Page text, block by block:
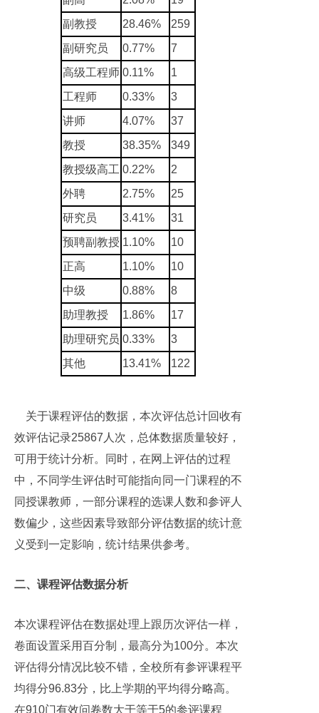
副教授
28.46%
259
副研究员
0.77%
7
高级工程师 0.11%
1
工程师
0.33%
3
讲师
4.07%
37
教授
38.35%
349
教授级高工 0.22%
2
外聘
2.75%
25
研究员
3.41%
31
预聘副教授 1.10%
10
正高
1.10%
10
中级
0.88%
8
助理教授
1.86%
17
助理研究员 0.33%
3
其他
13.41% 122
关于课程评估的数据，本次评估总计回收有
效评估记录25867人次，总体数据质量较好，
可用于统计分析。同时，在网上评估的过程
中，不同学生评估时可能指向同一门课程的不
同授课教师，一部分课程的选课人数和参评人
数偏少，这些因素导致部分评估数据的统计意
义受到一定影响，统计结果供参考。
二、课程评估数据分析
本次课程评估在数据处理上跟历次评估一样，
卷面设置采用百分制，最高分为100分。本次
评估得分情况比较不错，全校所有参评课程平
均得分96.83分，比上学期的平均得分略高。
在910门有效问卷数大于等于5的参评课程